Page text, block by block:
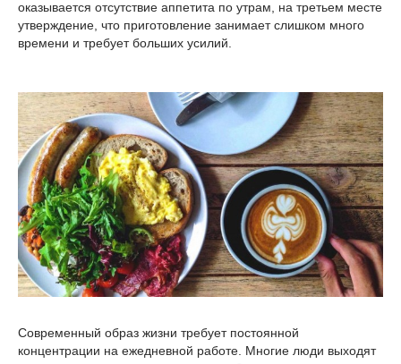
оказывается отсутствие аппетита по утрам, на третьем месте
утверждение, что приготовление занимает слишком много
времени и требует больших усилий.
Современный образ жизни требует постоянной
концентрации на ежедневной работе. Многие люди выходят